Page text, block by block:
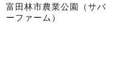
富田林市農業公園（サバ
ーファーム）